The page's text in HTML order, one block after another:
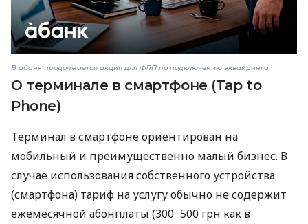
В àбанк продолжается акция для ФЛП по подключению эквайринга
О терминале в смартфоне (Tap to
Phone)
Терминал в смартфоне ориентирован на
мобильный и преимущественно малый бизнес. В
случае использования собственного устройства
(смартфона) тариф на услугу обычно не содержит
ежемесячной абонплаты (300−500 грн как в